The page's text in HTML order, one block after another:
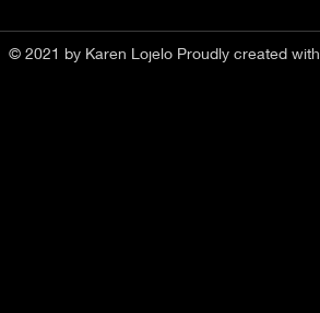
© 2021 by Karen Lojelo Proudly created with